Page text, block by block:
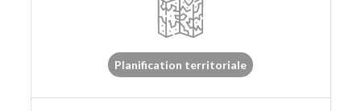
Planification territoriale